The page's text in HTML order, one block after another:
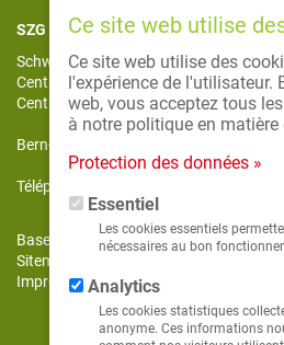
Ce site web utilise
Ce site web utilise des
l'expérience de l'utilisateur.
web, vous acceptez tous
à notre politique en matière
Protection des données »
Essentiel
Les cookies essentiels
nécessaires au bon
Analytics
Les cookies statistiques
anonyme. Ces informations
SZG CCM CSO
Schweizerische Zentralstelle für
Centrale Suisse de la culture
Centrale svizzera dell’orticoltura e
Bern-Zürich-Strasse 18 | 3425
Téléphone +41 34 413 70 70 | Fax +41
Bases de données
Sitemap
Impressum et protection des données